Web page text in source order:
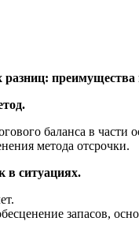
преимущества
баланса в части
метода отсрочки.
в ситуациях.
запасов,